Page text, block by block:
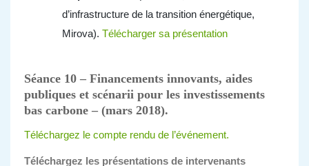
d’infrastructure de la transition énergétique,
Mirova). Télécharger sa présentation
Séance 10 – Financements innovants, aides
publiques et scénarii pour les investissements
bas carbone – (mars 2018).
Téléchargez le compte rendu de l’événement.
Téléchargez les présentations de intervenants